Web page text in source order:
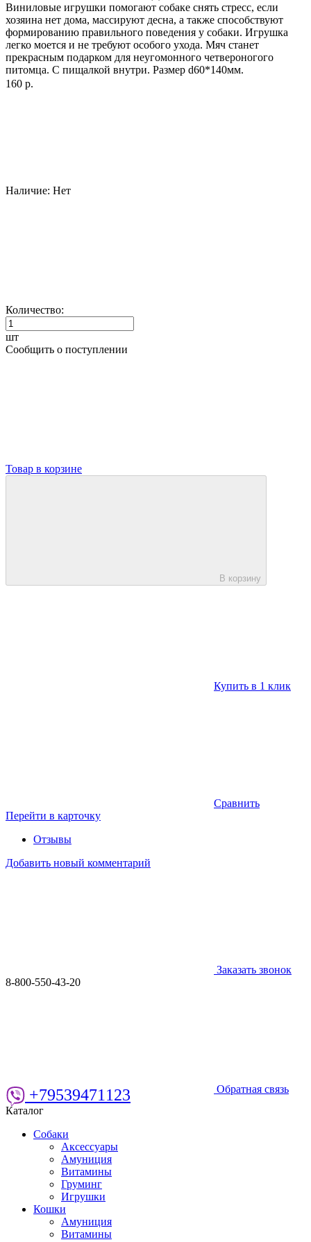
Виниловые игрушки помогают собаке снять стресс, если
хозяина нет дома, массируют десна, а также способствуют
формированию правильного поведения у собаки. Игрушка
легко моется и не требуют особого ухода. Мяч станет
прекрасным подарком для неугомонного четвероногого
питомца. С пищалкой внутри. Размер d60*140мм.
160 р.
Наличие: Нет
Количество:
шт
Сообщить о поступлении
Товар в корзине
В корзину
Купить в 1 клик
Сравнить
Перейти в карточку
Отзывы
Добавить новый комментарий
Заказать звонок
8-800-550-43-20
Обратная связь
+79539471123
Каталог
Собаки
Аксессуары
Амуниция
Витамины
Груминг
Игрушки
Кошки
Амуниция
Витамины